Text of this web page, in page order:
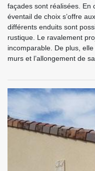
façades sont réalisées. En
éventail de choix s’offre
différents enduits sont
rustique. Le ravalement
incomparable. De plus,
murs et l’allongement de